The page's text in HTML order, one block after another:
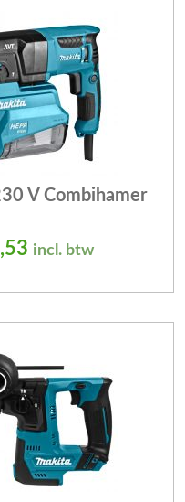
V Combihamer
prijs
Huidige prijs is:
incl. btw